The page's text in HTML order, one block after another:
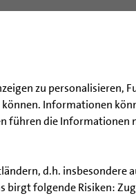
zu personalisieren,
Informationen
führen die Informationen
d.h. insbesondere
birgt folgende Risiken:
Bereich Ressourcen